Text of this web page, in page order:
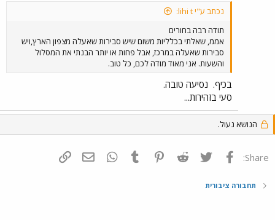
נכתב ע"י lihi t:
תודה רבה בחורים
אממ, שאלתי בכלליות משום שיש סבירות שאעלה מצפון הארץ,ויש
סבירות שאעלה במרכז, אבל פחות או יותר הבנתי את המסלול
והשעות. אני מאוד מודה לכם, כל טוב.
בכיף. נסיעה טובה.
סעי בזהירות...
הנושא נעול.
Share: פייסבוק Twitter
Reddit
Pinterest
Tumblr
WhatsAppדואר אלקטרוני
תחבורה ציבורית